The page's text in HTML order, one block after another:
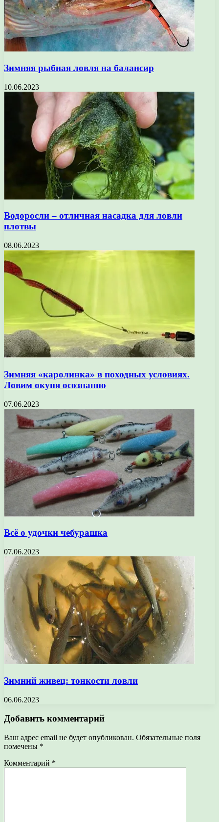
Зимняя рыбная ловля на балансир
10.06.2023
Водоросли – отличная насадка для ловли
плотвы
08.06.2023
Зимняя «каролинка» в походных условиях.
Ловим окуня осознанно
07.06.2023
Всё о удочки чебурашка
07.06.2023
Зимний живец: тонкости ловли
06.06.2023
Добавить комментарий
Ваш адрес email не будет опубликован. Обязательные поля
помечены *
Комментарий *